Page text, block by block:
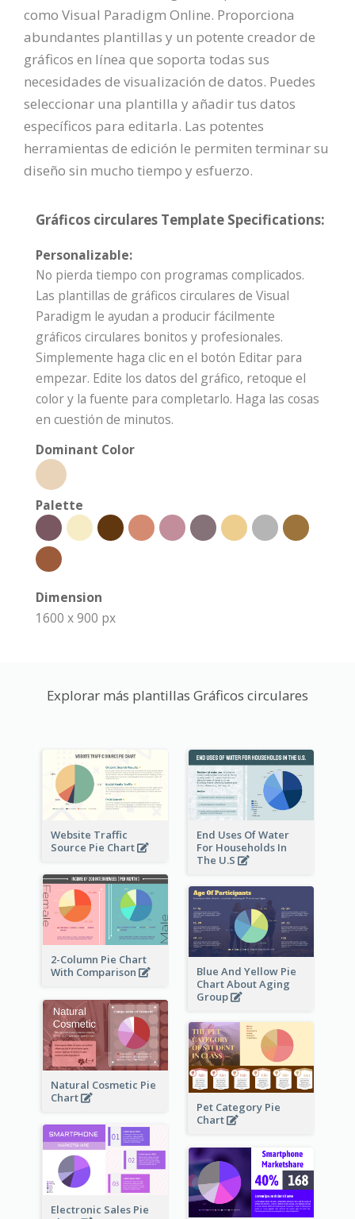
como Visual Paradigm Online. Proporciona
abundantes plantillas y un potente creador de
gráficos en línea que soporta todas sus
necesidades de visualización de datos. Puedes
seleccionar una plantilla y añadir tus datos
específicos para editarla. Las potentes
herramientas de edición le permiten terminar su
diseño sin mucho tiempo y esfuerzo.
Gráficos circulares Template Specifications:
Personalizable:
No pierda tiempo con programas complicados.
Las plantillas de gráficos circulares de Visual
Paradigm le ayudan a producir fácilmente
gráficos circulares bonitos y profesionales.
Simplemente haga clic en el botón Editar para
empezar. Edite los datos del gráfico, retoque el
color y la fuente para completarlo. Haga las cosas
en cuestión de minutos.
Dominant Color
Palette
Dimension
1600 x 900 px
Explorar más plantillas Gráficos circulares
Website Traffic
Source Pie Chart
End Uses Of Water
For Households In
The U.S
2-Column Pie Chart
With Comparison
Blue And Yellow Pie
Chart About Aging
Group
Natural Cosmetic Pie
Chart
Pet Category Pie
Chart
Electronic Sales Pie